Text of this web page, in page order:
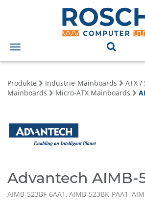
Toggle
navigation
Produkte Industrie-Mainboards
ATX /
Mainboards
Micro-ATX Mainboards
Advantech AIMB-
AIMB-523BF-6AA1, AIMB-523BK-PAA1,